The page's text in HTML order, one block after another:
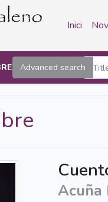
Inici
Advanced search
Acuña